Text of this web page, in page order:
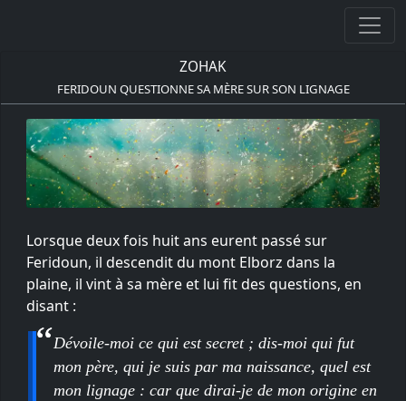
ZOHAK
FERIDOUN QUESTIONNE SA MÈRE SUR SON LIGNAGE
Lorsque deux fois huit ans eurent passé sur
Feridoun, il descendit du mont Elborz dans la
plaine, il vint à sa mère et lui fit des questions, en
disant :
Dévoile-moi ce qui est secret ; dis-moi qui fut
mon père, qui je suis par ma naissance, quel est
mon lignage : car que dirai-je de mon origine en